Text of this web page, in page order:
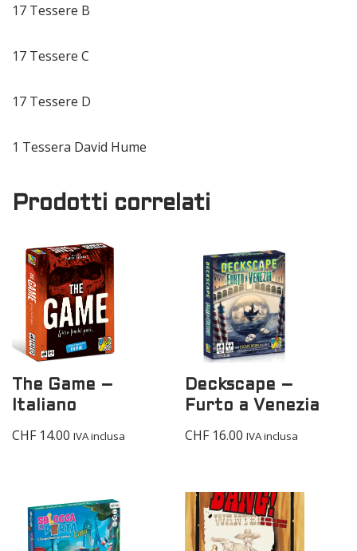
17 Tessere B
17 Tessere C
17 Tessere D
1 Tessera David Hume
Prodotti correlati
The Game –
Italiano
CHF14.00 IVA inclusa
Deckscape –
Furto a Venezia
CHF16.00 IVA inclusa